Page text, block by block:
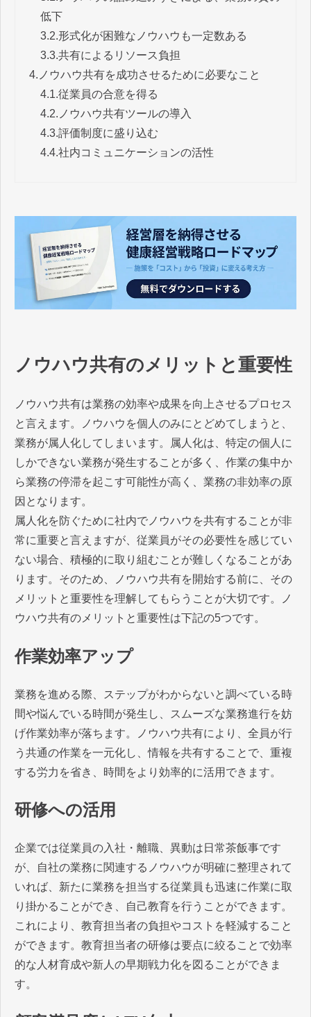
低下
3.2.形式化が困難なノウハウも一定数ある
3.3.共有によるリソース負担
4. ノウハウ共有を成功させるために必要なこと
4.1.従業員の合意を得る
4.2. ノウハウ共有ツールの導入
4.3.評価制度に盛り込む
4.4.社内コミュニケーションの活性
ノウハウ共有のメリットと重要性
ノウハウ共有は業務の効率や成果を向上させるプロセス
と言えます。ノウハウを個人のみにとどめてしまうと、
業務が属人化してしまいます。属人化は、特定の個人に
しかできない業務が発生することが多く、作業の集中か
ら業務の停滞を起こす可能性が高く、業務の非効率の原
因となります。
属人化を防ぐために社内でノウハウを共有することが非
常に重要と言えますが、従業員がその必要性を感じてい
ない場合、積極的に取り組むことが難しくなることがあ
ります。そのため、ノウハウ共有を開始する前に、その
メリットと重要性を理解してもらうことが大切です。ノ
ウハウ共有のメリットと重要性は下記の5つです。
作業効率アップ
業務を進める際、ステップがわからないと調べている時
間や悩んでいる時間が発生し、スムーズな業務進行を妨
げ作業効率が落ちます。ノウハウ共有により、全員が行
う共通の作業を一元化し、情報を共有することで、重複
する労力を省き、時間をより効率的に活用できます。
研修への活用
企業では従業員の入社・離職、異動は日常茶飯事です
が、自社の業務に関連するノウハウが明確に整理されて
いれば、新たに業務を担当する従業員も迅速に作業に取
り掛かることができ、自己教育を行うことができます。
これにより、教育担当者の負担やコストを軽減すること
ができます。教育担当者の研修は要点に絞ることで効率
的な人材育成や新人の早期戦力化を図ることができま
す。